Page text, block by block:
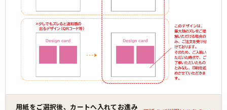
用紙をご選択後、カートへ入れてお進み